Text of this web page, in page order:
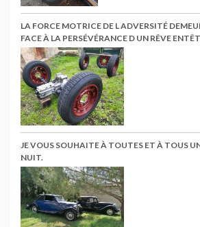
LA FORCE MOTRICE DE L ADVERSITÉ
FACE À LA PERSÉVÉRANCE D UN RÊVE
JE VOUS SOUHAITE À TOUTES ET À TOUS
NUIT.